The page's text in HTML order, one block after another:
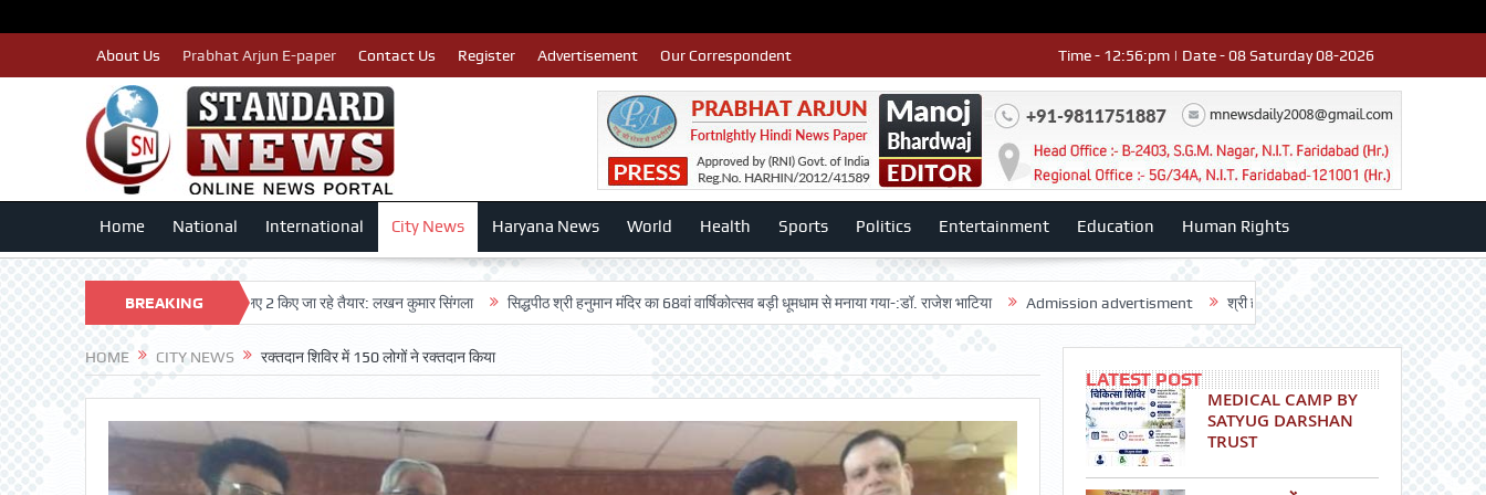
About Us Prabhat Arjun E-paper Contact Us Register Advertisement Our Correspondent Time - 12:56:pm | Date - 08 Saturday 08-2026
Home National International City News Haryana News World Health Sports Politics Entertainment Education Human Rights
BREAKING
NEWS
इसलिए काँग्रेस पार्टी द्वारा बीएलए 2 किए जा रहे तैयार: लखन कुमार सिंगला सिद्धपीठ श्री हनुमान मंदिर का 68वां वार्षिकोत्सव बड़ी धूमधाम से मनाया गया-:डॉ. राजेश भाटिया Admission advertisment श्री हनुमान मंदिर 3डी-42 का वार्षिकोत्सव धूमधाम से मनाया:
HOME CITY NEWS रक्तदान शिविर में 150 लोगों ने रक्तदान किया
LATEST POST
MEDICAL CAMP BY
SATYUG DARSHAN
TRUST